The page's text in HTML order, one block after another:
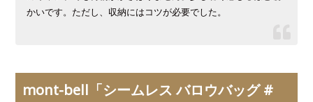
かいです。ただし、収納にはコツが必要でした。
mont-bell「シームレス バロウバッグ #